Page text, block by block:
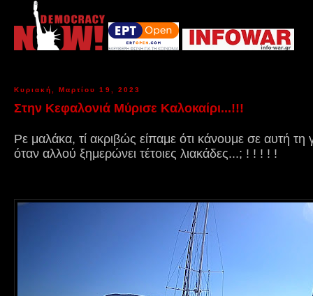
Κυριακή, Μαρτίου 19, 2023
Στην Κεφαλονιά Μύρισε Καλοκαίρι...!!!
Ρε μαλάκα, τί ακριβώς είπαμε ότι κάνουμε σε αυτή
όταν αλλού ξημερώνει τέτοιες λιακάδες...; ! ! ! ! !